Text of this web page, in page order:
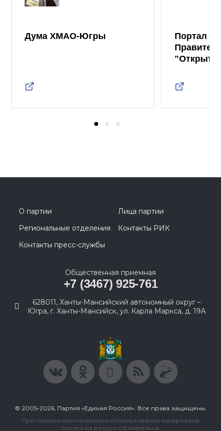
Дума ХМАО-Югры
Портал
О партии
Лица партии
Региональные отделения
Контакты РИК
Контакты пресс-службы
Общественная приемная
+7 (3467) 925-761
628011, Ханты-Мансийский автономный округ –
Югра, г. Ханты-Мансийск, ул. Карла Маркса, д. 19А
© 2005-2026, Партия «Единая Россия». Все права защищены.
При полном или частичном использовании материалов
ссылка на ресурс обязательна.